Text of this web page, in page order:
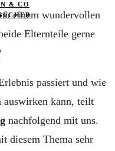
& CO
einem wundervollen
Elternteile gerne
passiert und wie
auswirken kann, teilt
nachfolgend mit uns.
diesem Thema sehr